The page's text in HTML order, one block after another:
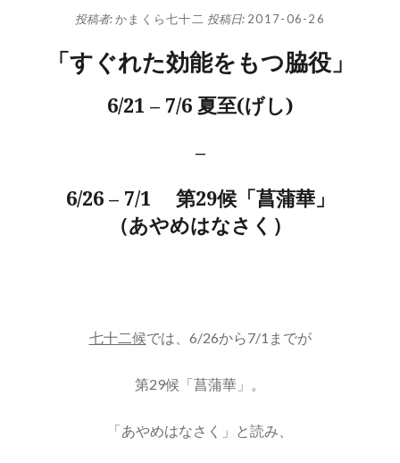
投稿者:かまくら七十二 投稿日: 2017-06-26
「すぐれた効能をもつ脇役」
6/21 – 7/6 夏至(げし)
–
6/26 – 7/1 第29候「菖蒲華」
（あやめはなさく）
七十二候では、6/26から7/1までが
第29候「菖蒲華」。
「あやめはなさく」と読み、